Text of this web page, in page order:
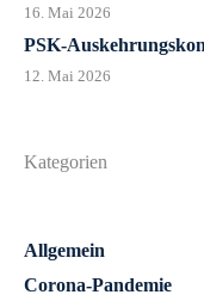
16. Mai 2026
PSK-
12. Mai 2026
Kategorien
Allgemein
Corona-Pandemie